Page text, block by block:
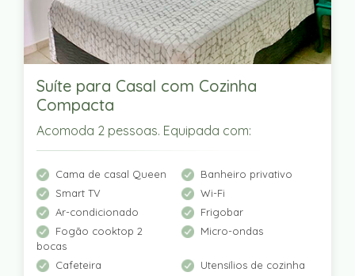
Suíte para Casal com Cozinha
Compacta
Acomoda 2 pessoas. Equipada com:
Cama de casal Queen
Banheiro privativo
Smart TV
Wi-Fi
Ar-condicionado
Frigobar
Fogão cooktop 2
bocas
Micro-ondas
Cafeteira
Utensílios de cozinha